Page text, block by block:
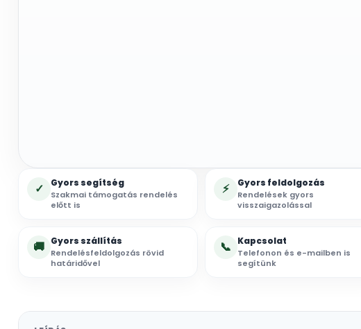
✓ Gyors segítség
Szakmai támogatás rendelés
előtt is
⚡ Gyors feldolgozás
Rendelések gyors
visszaigazolással
🚚 Gyors szállítás
Rendelésfeldolgozás rövid
határidővel
📞 Kapcsolat
Telefonon és e-mailben is
segítünk